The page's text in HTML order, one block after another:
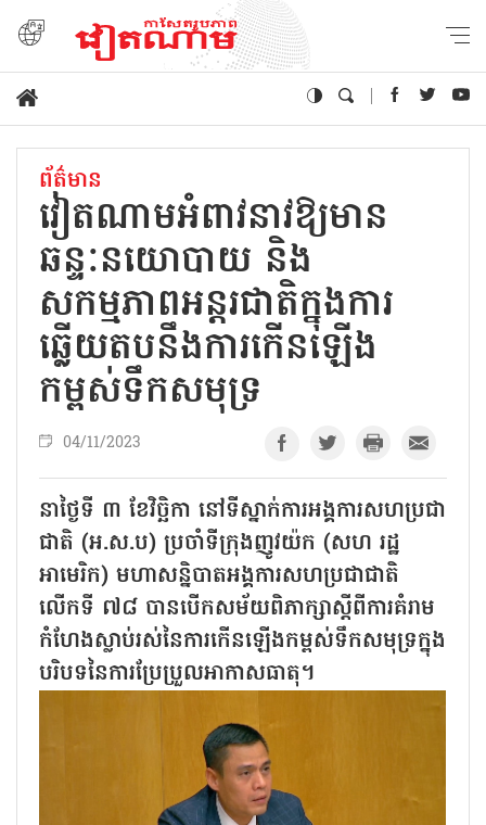
ព័ត៌មាន
វៀតណាមអំពាវនាវឱ្យមាន
ឆន្ទៈនយោបាយ និង
សកម្មភាពអន្តរជាតិក្នុងការ
ឆ្លើយតបនឹងការកើនឡើង
កម្ពស់ទឹកសមុទ្រ
04/11/2023
នាថ្ងៃទី ៣ ខែវិច្ឆិកា នៅទីស្នាក់ការអង្គការសហប្រជា
ជាតិ (អ.ស.ប) ប្រចាំទីក្រុងញូវយ៉ក (សហ រដ្ឋ
អាមេរិក) មហាសន្និបាតអង្គការសហប្រជាជាតិ
លើកទី ៧៨ បានបើកសម័យពិភាក្សាស្តីពីការគំរាម
កំហែងស្លាប់រស់នៃការកើនឡើងកម្ពស់ទឹកសមុទ្រក្នុង
បរិបទនៃការប្រែប្រួលអាកាសធាតុ។